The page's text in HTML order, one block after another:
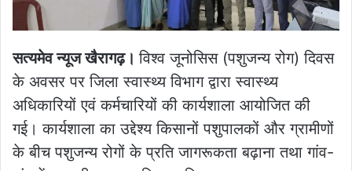
सत्यमेव न्यूज खैरागढ़।विश्व जूनोसिस (पशुजन्य रोग) दिवस
के अवसर पर जिला स्वास्थ्य विभाग द्वारा स्वास्थ्य
अधिकारियों एवं कर्मचारियों की कार्यशाला आयोजित की
गई। कार्यशाला का उद्देश्य किसानों पशुपालकों और ग्रामीणों
के बीच पशुजन्य रोगों के प्रति जागरूकता बढ़ाना तथा गांव-